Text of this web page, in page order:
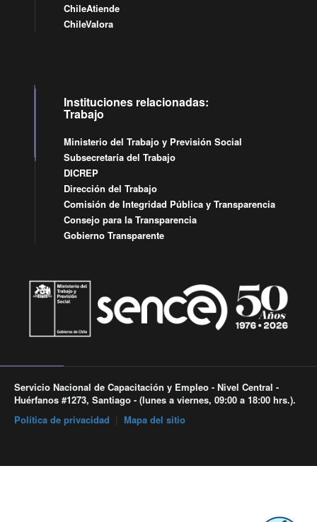
ChileAtiende
ChileValora
Instituciones relacionadas:
Trabajo
Ministerio del Trabajo y Previsión Social
Subsecretaría del Trabajo
DICREP
Dirección del Trabajo
Comisión de Integridad Pública y Transparencia
Consejo para la Transparencia
Gobierno Transparente
Servicio Nacional de Capacitación y Empleo - Nivel Central -
Huérfanos #1273, Santiago - (lunes a viernes, 09:00 a 18:00 hrs.).
Política de privacidad
Mapa del sitio